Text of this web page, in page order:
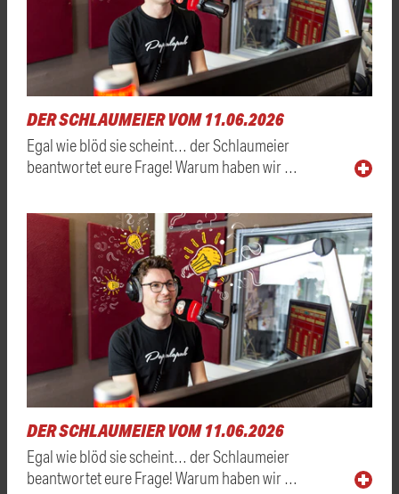
DER SCHLAUMEIER VOM 11.06.2026
Egal wie blöd sie scheint… der Schlaumeier
beantwortet eure Frage! Warum haben wir …
DER SCHLAUMEIER VOM 11.06.2026
Egal wie blöd sie scheint… der Schlaumeier
beantwortet eure Frage! Warum haben wir …